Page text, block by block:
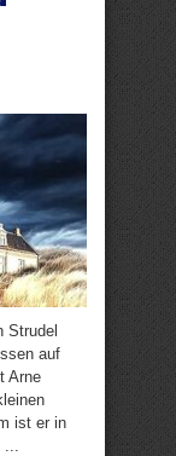
Strudel
auf
Arne
ist er in
...